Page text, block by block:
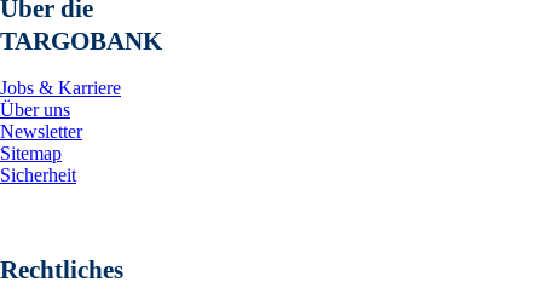
Über die
TARGOBANK
Jobs & Karriere
Über uns
Newsletter
Sitemap
Sicherheit
Rechtliches